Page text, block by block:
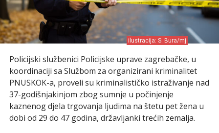
ilustracija: S. Bura/mj
Policijski službenici Policijske uprave zagrebačke, u
koordinaciji sa Službom za organizirani kriminalitet
PNUSKOK-a, proveli su kriminalističko istraživanje nad
37-godišnjakinjom zbog sumnje u počinjenje
kaznenog djela trgovanja ljudima na štetu pet žena u
dobi od 29 do 47 godina, državljanki trećih zemalja.